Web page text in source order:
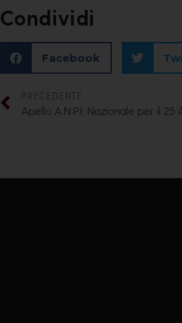
Condividi
Facebook
PRECEDENTE
Apello A.N.P.I. Nazionale per il